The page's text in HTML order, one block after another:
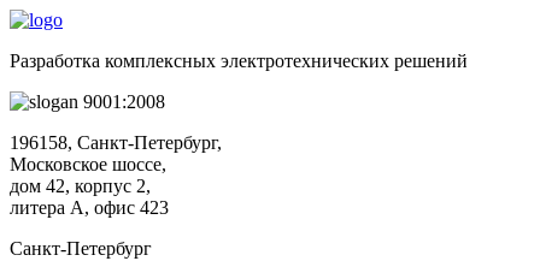
Разработка комплексных электротехнических решений
9001:2008
196158, Санкт-Петербург,
Московское шоссе,
дом 42, корпус 2,
литера А, офис 423
Санкт-Петербург